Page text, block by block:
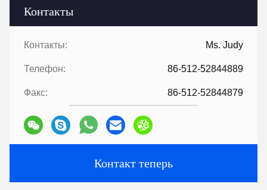
Контакты
Контакты: Ms. Judy
Телефон: 86-512-52844889
Факс: 86-512-52844879
Контакт теперь